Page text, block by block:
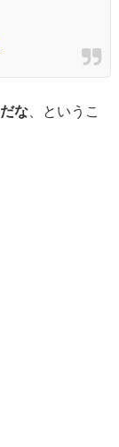
な 、というこ